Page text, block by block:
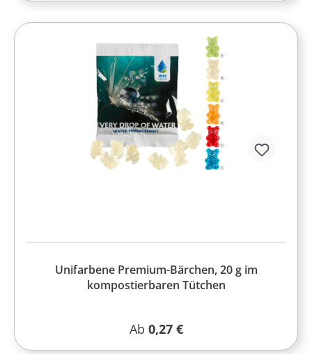
Unifarbene Premium-Bärchen, 20 g im
kompostierbaren Tütchen
Regulärer Preis:
Ab 0,27 €